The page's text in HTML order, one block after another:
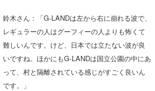
鈴木さん：「G-LANDは左から右に崩れる波で、
レギュラーの人はグーフィーの人よりも怖くて
難しいんです。けど、日本では立たない波が良
いですね。ほかにもG-LANDは国立公園の中にあ
って、村と隔離されている感じがすごく良いん
です。」
唐澤予報士
SancheZ
米山予報士